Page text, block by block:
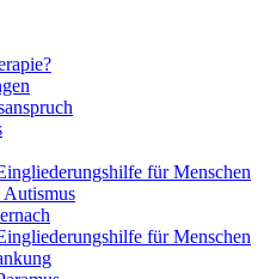
für Menschen
für Menschen